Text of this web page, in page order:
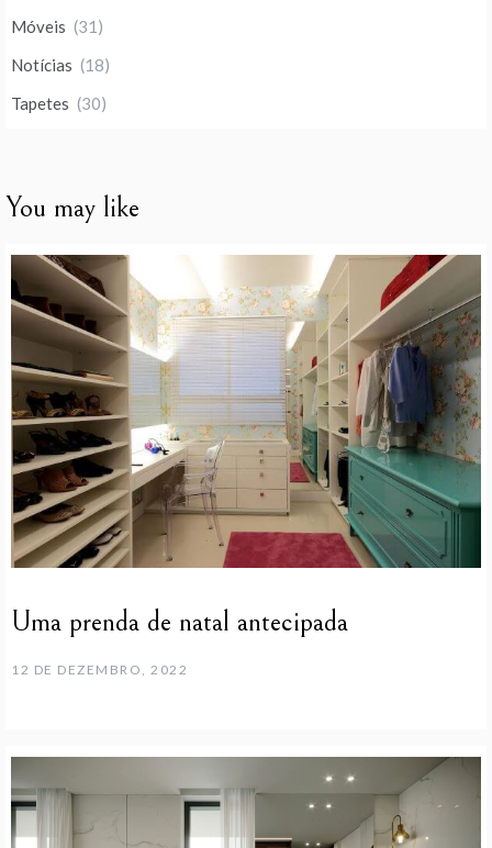
Móveis (31)
Notícias (18)
Tapetes (30)
You may like
Uma prenda de natal antecipada
12 DE DEZEMBRO, 2022